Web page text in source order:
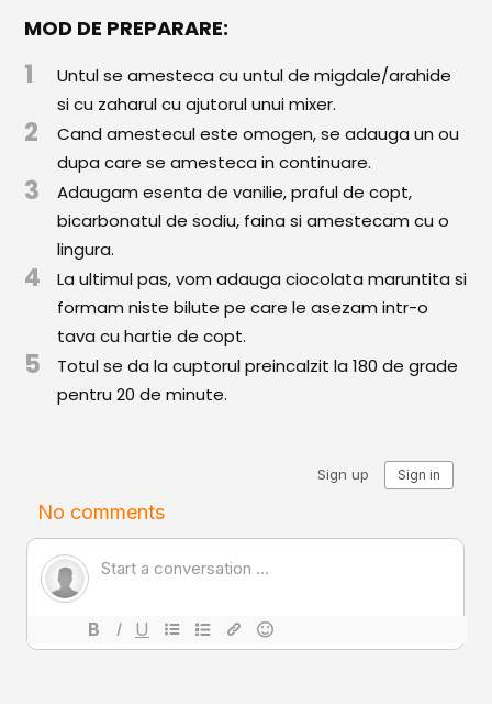
Salate
Sandwichuri și Wraps
Supe și Ciorbe
Rețete Video
Comunitatea
iCooking
Librărie
Adaugă o rețetă
Cum adăugăm o rețetă
CONCURS
MOD DE PREPARARE:
1
Untul se amesteca cu untul de migdale/arahide
si cu zaharul cu ajutorul unui mixer.
2
Cand amestecul este omogen, se adauga un ou
dupa care se amesteca in continuare.
3
Adaugam esenta de vanilie, praful de copt,
bicarbonatul de sodiu, faina si amestecam cu o
lingura.
4
La ultimul pas, vom adauga ciocolata maruntita si
formam niste bilute pe care le asezam intr-o
tava cu hartie de copt.
5
Totul se da la cuptorul preincalzit la 180 de grade
pentru 20 de minute.